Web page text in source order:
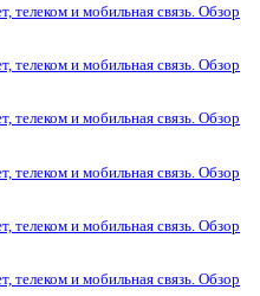
телеком и мобильная связь. Обзор
телеком и мобильная связь. Обзор
телеком и мобильная связь. Обзор
телеком и мобильная связь. Обзор
телеком и мобильная связь. Обзор
телеком и мобильная связь. Обзор